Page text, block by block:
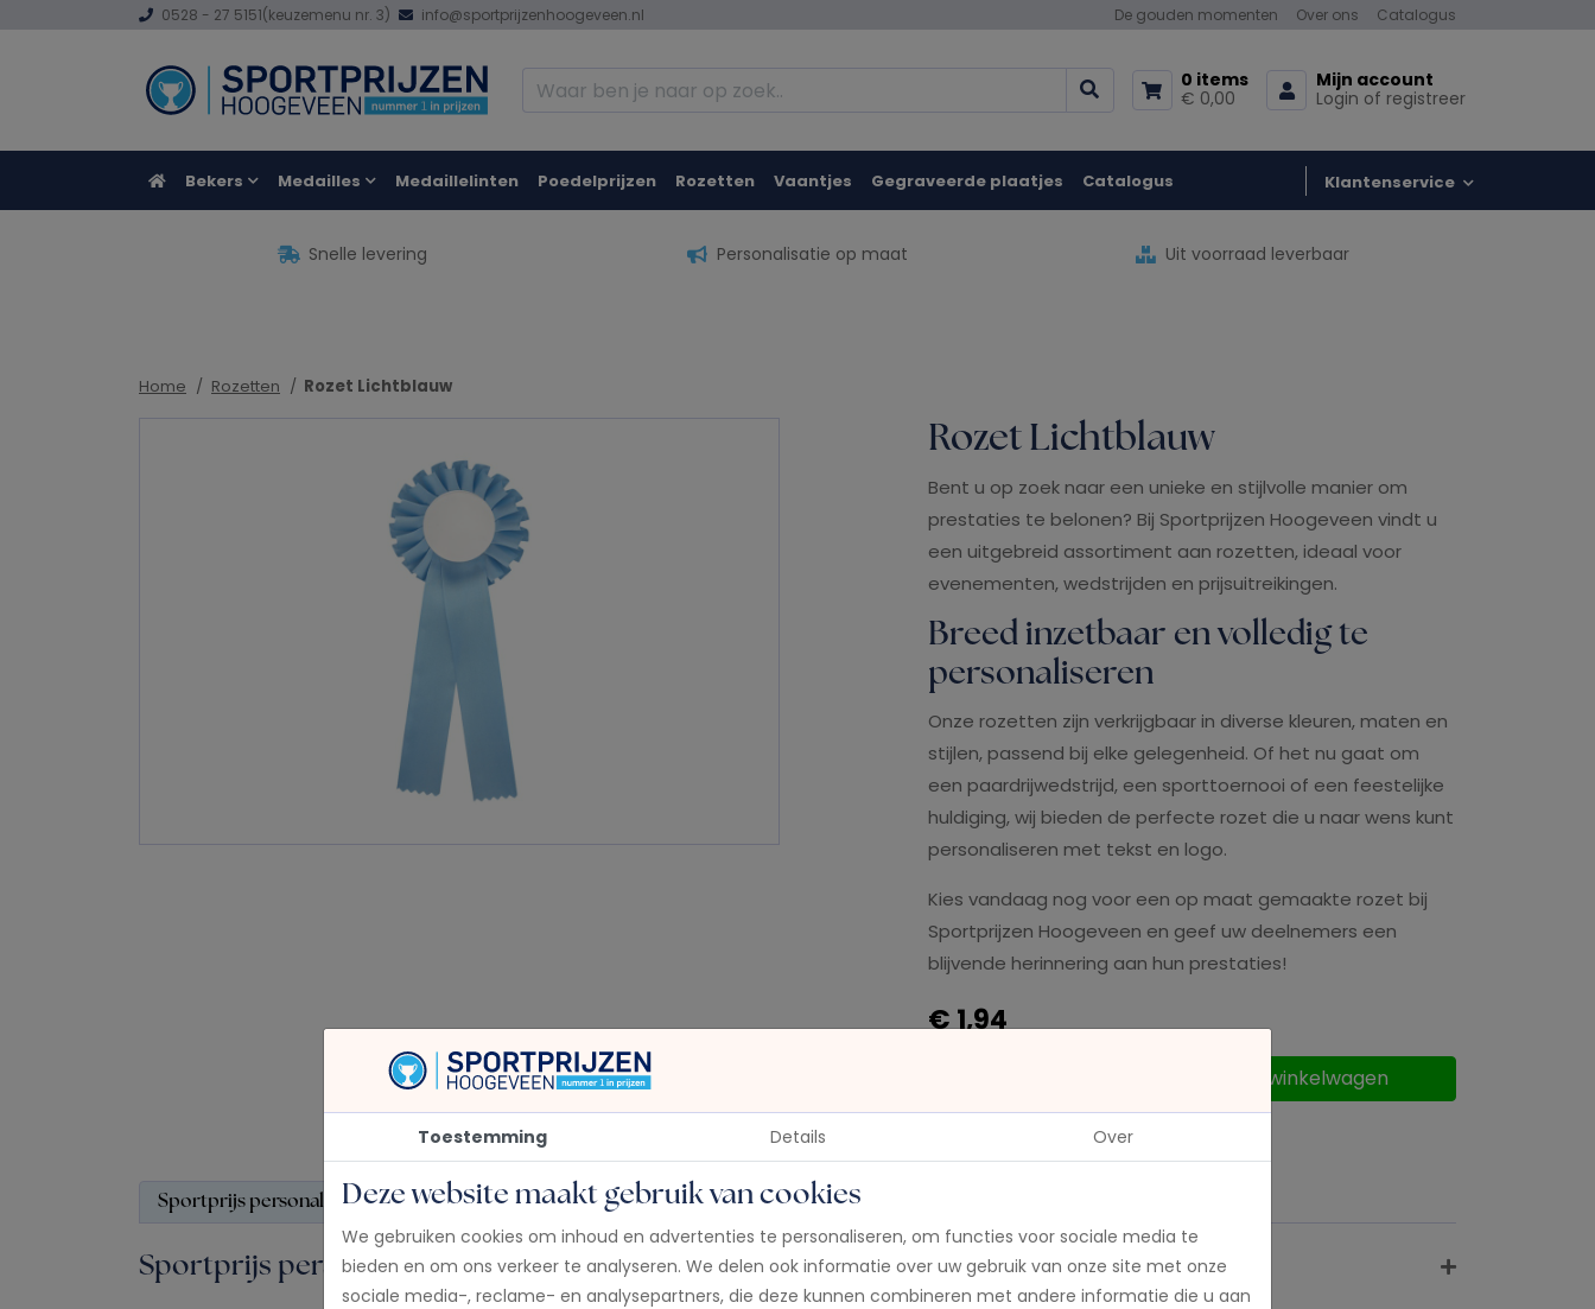
0528 - 27 5151(keuzemenu nr. 3) info@sportprijzenhoogeveen.nl De gouden momenten Over ons Catalogus
0 items
€ 0,00
Mijn account
Login of registreer
Bekers Medailles Medaillelinten Poedelprijzen Rozetten Vaantjes Gegraveerde plaatjes Catalogus Klantenservice
Snelle levering Personalisatie op maat Uit voorraad leverbaar
Home Rozetten Rozet Lichtblauw
Rozet Lichtblauw
Bent u op zoek naar een unieke en stijlvolle manier om
prestaties te belonen? Bij Sportprijzen Hoogeveen vindt u
een uitgebreid assortiment aan rozetten, ideaal voor
evenementen, wedstrijden en prijsuitreikingen.
Breed inzetbaar en volledig te
personaliseren
Onze rozetten zijn verkrijgbaar in diverse kleuren, maten en
stijlen, passend bij elke gelegenheid. Of het nu gaat om
een paardrijwedstrijd, een sporttoernooi of een feestelijke
huldiging, wij bieden de perfecte rozet die u naar wens kunt
personaliseren met tekst en logo.
Kies vandaag nog voor een op maat gemaakte rozet bij
Sportprijzen Hoogeveen en geef uw deelnemers een
blijvende herinnering aan hun prestaties!
€ 1,94
Voeg toe aan winkelwagen
Sportprijs personaliseren? Specificaties
Sportprijs personaliseren?
Toestemming Details Over
Deze website maakt gebruik van cookies
We gebruiken cookies om inhoud en advertenties te personaliseren, om functies voor sociale media te
bieden en om ons verkeer te analyseren. We delen ook informatie over uw gebruik van onze site met onze
sociale media-, reclame- en analysepartners, die deze kunnen combineren met andere informatie die u aan